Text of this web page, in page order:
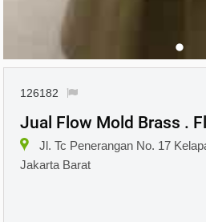
126182
Jual Flow Mold Brass .
Jl. Tc Penerangan No. 17
Jakarta Barat